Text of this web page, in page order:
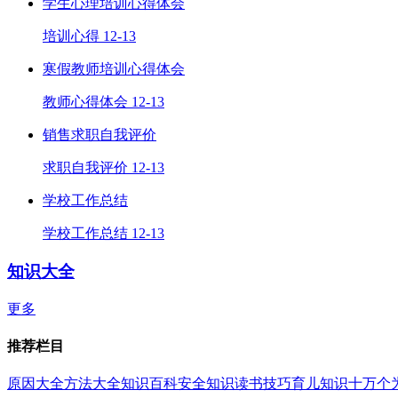
学生心理培训心得体会
培训心得 12-13
寒假教师培训心得体会
教师心得体会 12-13
销售求职自我评价
求职自我评价 12-13
学校工作总结
学校工作总结 12-13
知识大全
更多
推荐栏目
原因大全方法大全知识百科安全知识读书技巧育儿知识十万个